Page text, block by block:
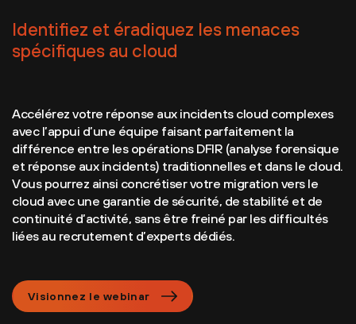
Identifiez et éradiquez les menaces
spécifiques au cloud
Accélérez votre réponse aux incidents cloud complexes
avec l’appui d’une équipe faisant parfaitement la
différence entre les opérations DFIR (analyse forensique
et réponse aux incidents) traditionnelles et dans le cloud.
Vous pourrez ainsi concrétiser votre migration vers le
cloud avec une garantie de sécurité, de stabilité et de
continuité d’activité, sans être freiné par les difficultés
liées au recrutement d’experts dédiés.
Visionnez le webinar